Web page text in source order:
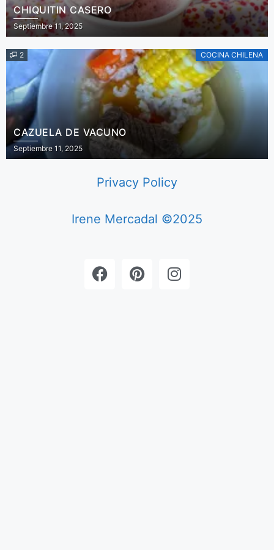
CHIQUITIN CASERO
Septiembre 11, 2025
2 COCINA CHILENA
CAZUELA DE VACUNO
Septiembre 11, 2025
Privacy Policy
Irene Mercadal ©2025